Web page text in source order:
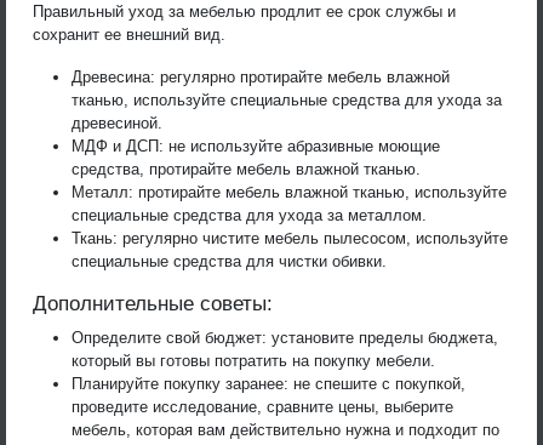
Правильный уход за мебелью продлит ее срок службы и
сохранит ее внешний вид.
Древесина: регулярно протирайте мебель влажной
тканью, используйте специальные средства для ухода за
древесиной.
МДФ и ДСП: не используйте абразивные моющие
средства, протирайте мебель влажной тканью.
Металл: протирайте мебель влажной тканью, используйте
специальные средства для ухода за металлом.
Ткань: регулярно чистите мебель пылесосом, используйте
специальные средства для чистки обивки.
Дополнительные советы:
Определите свой бюджет: установите пределы бюджета,
который вы готовы потратить на покупку мебели.
Планируйте покупку заранее: не спешите с покупкой,
проведите исследование, сравните цены, выберите
мебель, которая вам действительно нужна и подходит по